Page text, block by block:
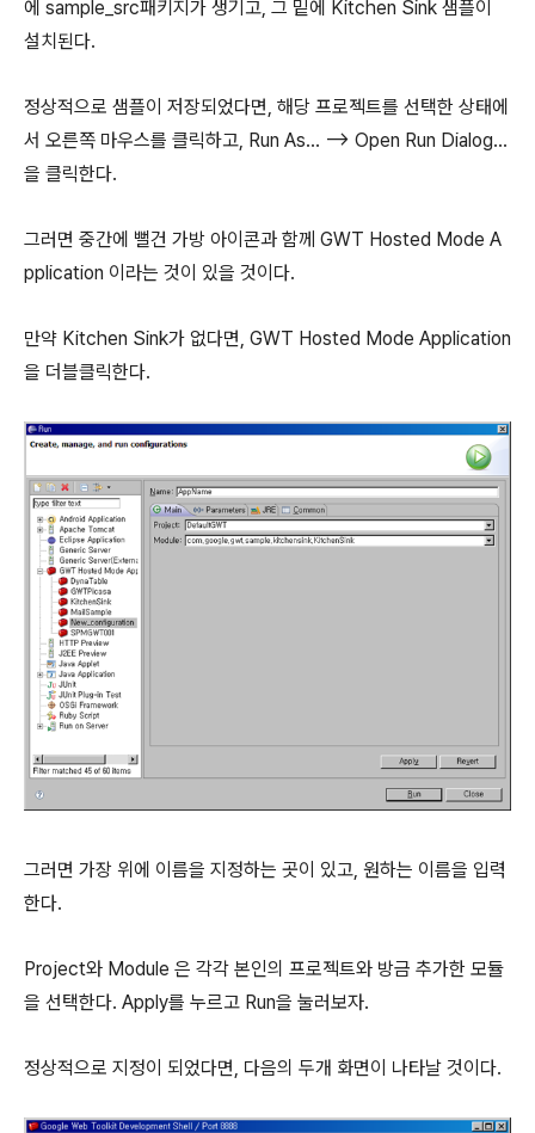
에 sample_src패키지가 생기고, 그 밑에 Kitchen Sink 샘플이
설치된다.
정상적으로 샘플이 저장되었다면, 해당 프로젝트를 선택한 상태에
서 오른쪽 마우스를 클릭하고, Run As... --> Open Run Dialog...
을 클릭한다.
그러면 중간에 뻘건 가방 아이콘과 함께 GWT Hosted Mode A
pplication 이라는 것이 있을 것이다.
만약 Kitchen Sink가 없다면, GWT Hosted Mode Application
을 더블클릭한다.
그러면 가장 위에 이름을 지정하는 곳이 있고, 원하는 이름을 입력
한다.
Project와 Module 은 각각 본인의 프로젝트와 방금 추가한 모듈
을 선택한다. Apply를 누르고 Run을 눌러보자.
정상적으로 지정이 되었다면, 다음의 두개 화면이 나타날 것이다.